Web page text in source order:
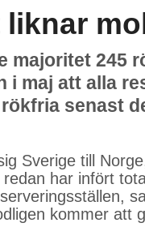
majoritet 245
i maj att alla
senast
Sverige till
har infört
kommer att